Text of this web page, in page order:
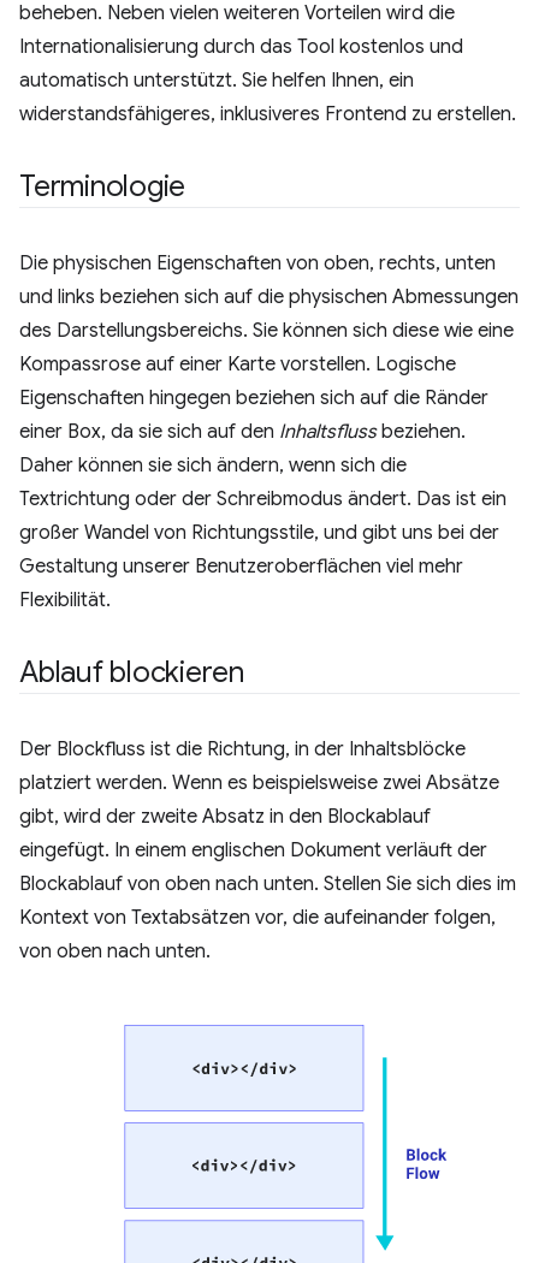
beheben. Neben vielen weiteren Vorteilen wird die
Internationalisierung durch das Tool kostenlos und
automatisch unterstützt. Sie helfen Ihnen, ein
widerstandsfähigeres, inklusiveres Frontend zu erstellen.
Terminologie
Die physischen Eigenschaften von oben, rechts, unten
und links beziehen sich auf die physischen Abmessungen
des Darstellungsbereichs. Sie können sich diese wie eine
Kompassrose auf einer Karte vorstellen. Logische
Eigenschaften hingegen beziehen sich auf die Ränder
einer Box, da sie sich auf den Inhaltsflussbeziehen.
Daher können sie sich ändern, wenn sich die
Textrichtung oder der Schreibmodus ändert. Das ist ein
großer Wandel von Richtungsstile, und gibt uns bei der
Gestaltung unserer Benutzeroberflächen viel mehr
Flexibilität.
Ablauf blockieren
Der Blockfluss ist die Richtung, in der Inhaltsblöcke
platziert werden. Wenn es beispielsweise zwei Absätze
gibt, wird der zweite Absatz in den Blockablauf
eingefügt. In einem englischen Dokument verläuft der
Blockablauf von oben nach unten. Stellen Sie sich dies im
Kontext von Textabsätzen vor, die aufeinander folgen,
von oben nach unten.